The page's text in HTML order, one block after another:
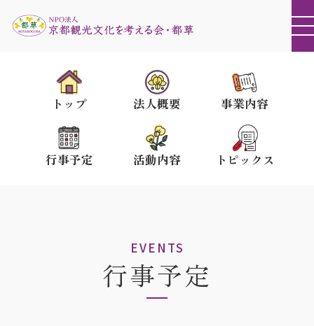
トップ 法人概要 事業内容
行事予定 活動内容 トピックス
EVENTS
行事予定